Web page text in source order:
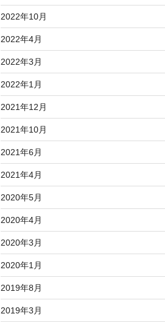
2022年10月
2022年4月
2022年3月
2022年1月
2021年12月
2021年10月
2021年6月
2021年4月
2020年5月
2020年4月
2020年3月
2020年1月
2019年8月
2019年3月